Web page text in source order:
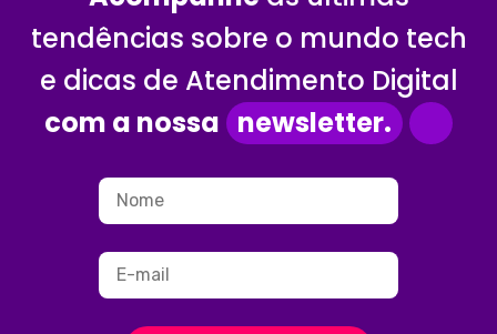
tendências sobre o mundo tech
e dicas de Atendimento Digital
com a nossa newsletter.